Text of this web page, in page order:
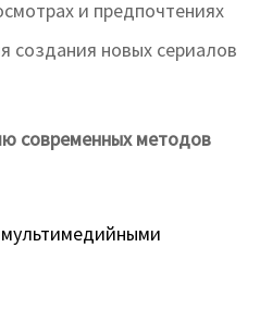
и предпочтениях
создания новых сериалов
современных методов